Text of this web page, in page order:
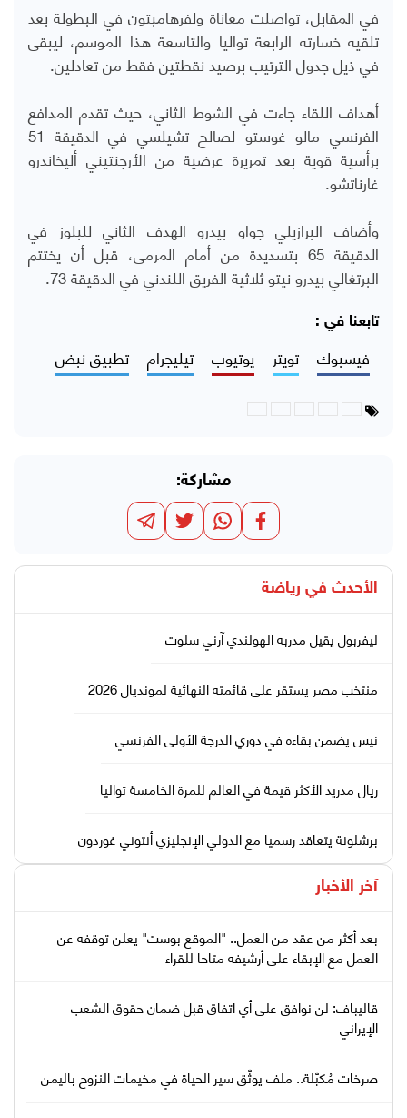
في المقابل، تواصلت معاناة ولفرهامبتون في البطولة بعد
تلقيه خسارته الرابعة تواليا والتاسعة هذا الموسم، ليبقى
في ذيل جدول الترتيب برصيد نقطتين فقط من تعادلين.
أهداف اللقاء جاءت في الشوط الثاني، حيث تقدم المدافع
الفرنسي مالو غوستو لصالح تشيلسي في الدقيقة 51
برأسية قوية بعد تمريرة عرضية من الأرجنتيني أليخاندرو
غارناتشو.
وأضاف البرازيلي جواو بيدرو الهدف الثاني للبلوز في
الدقيقة 65 بتسديدة من أمام المرمى، قبل أن يختتم
البرتغالي بيدرو نيتو ثلاثية الفريق اللندني في الدقيقة 73.
تابعنا في :
فيسبوك تويتر يوتيوب تيليجرام تطبيق نبض
مشاركة:
الأحدث في رياضة
ليفربول يقيل مدربه الهولندي آرني سلوت
منتخب مصر يستقر على قائمته النهائية لمونديال 2026
نيس يضمن بقاءه في دوري الدرجة الأولى الفرنسي
ريال مدريد الأكثر قيمة في العالم للمرة الخامسة تواليا
برشلونة يتعاقد رسميا مع الدولي الإنجليزي أنتوني غوردون
آخر الأخبار
بعد أكثر من عقد من العمل.. "الموقع بوست" يعلن توقفه عن
العمل مع الإبقاء على أرشيفه متاحا للقراء
قاليباف: لن نوافق على أي اتفاق قبل ضمان حقوق الشعب
الإيراني
صرخات مُكبّلة.. ملف يوثّق سير الحياة في مخيمات النزوح باليمن